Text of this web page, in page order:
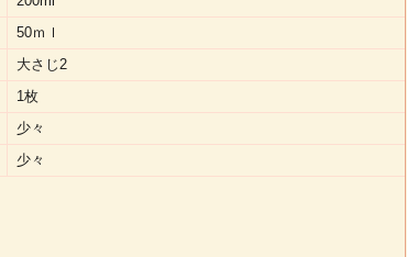
50ｍｌ
大さじ2
1枚
少々
少々